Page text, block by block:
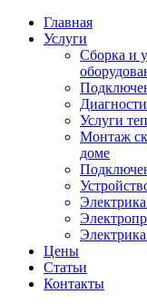
Главная
Услуги
Сборка и
Услуги
Монтаж
доме
Цены
Статьи
Контакты